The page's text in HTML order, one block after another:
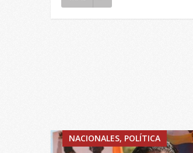
NACIONALES, POLÍTICA